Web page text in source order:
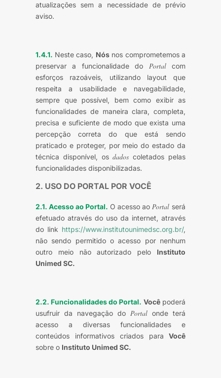
atualizações sem a necessidade de prévio
aviso.
1.4.1. Neste caso, Nósnos comprometemos a
preservar a funcionalidade do Portalcom
esforços razoáveis, utilizando layout que
respeita a usabilidade e navegabilidade,
sempre que possível, bem como exibir as
funcionalidades de maneira clara, completa,
precisa e suficiente de modo que exista uma
percepção correta do que está sendo
praticado e proteger, por meio do estado da
técnica disponível, osdados coletados pelas
funcionalidades disponibilizadas.
2. USO DO PORTAL POR VOCÊ
2.1. Acesso ao Portal. O acesso ao Portal será
efetuado através do uso da internet, através
do link https://www.institutounimedsc.org.br/,
não sendo permitido o acesso por nenhum
outro meio não autorizado pelo Instituto
Unimed SC.
2.2. Funcionalidades do Portal. Você poderá
usufruir da navegação doPortal onde terá
acesso a diversas funcionalidades e
conteúdos informativos criados para Você
sobre o Instituto Unimed SC.